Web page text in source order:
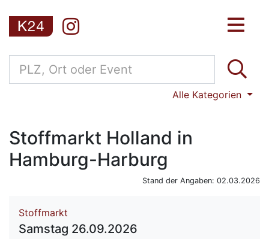
Alle Kategorien
Stoffmarkt Holland in
Hamburg-Harburg
Stand der Angaben: 02.03.2026
Stoffmarkt
Samstag 26.09.2026